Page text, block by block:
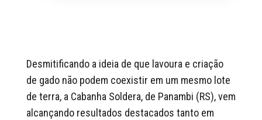
Desmitificando a ideia de que lavoura e criação
de gado não podem coexistir em um mesmo lote
de terra, a Cabanha Soldera, de Panambi (RS), vem
alcançando resultados destacados tanto em